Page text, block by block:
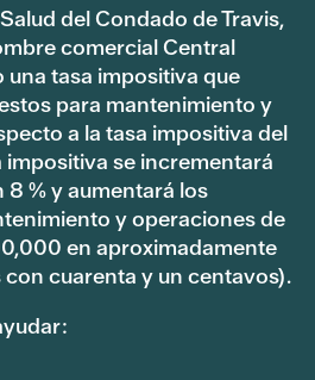
del Condado de Travis,
comercial Central
tasa impositiva que
para mantenimiento y
a la tasa impositiva del
impositiva se incrementará
% y aumentará los
y operaciones de
en aproximadamente
cuarenta y un centavos).